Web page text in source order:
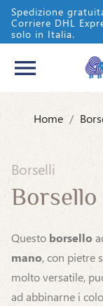
Spedizione
Corriere DHL
solo in Italia.

Home
Borselli
Questo borsello
mano, con pietre
molto versatile,
ad abbinarne i